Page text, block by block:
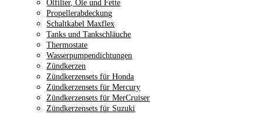
Ölfilter, Öle und Fette
Propellerabdeckung
Schaltkabel Maxflex
Tanks und Tankschläuche
Thermostate
Wasserpumpendichtungen
Zündkerzen
Zündkerzensets für Honda
Zündkerzensets für Mercury
Zündkerzensets für MerCruiser
Zündkerzensets für Suzuki